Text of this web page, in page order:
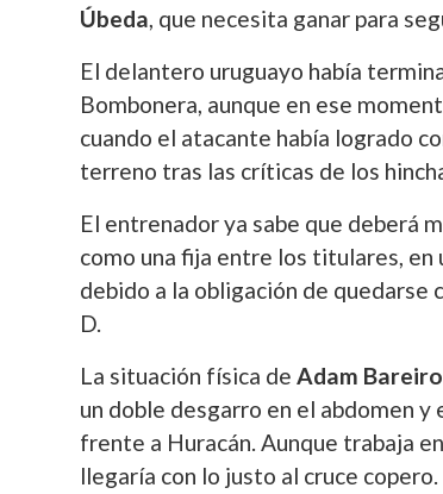
Úbeda, que necesita ganar para
El delantero uruguayo había
Bombonera, aunque en ese
cuando el atacante había logrado
terreno tras las críticas de los
El entrenador ya sabe que deberá
como una fija entre los titulares,
debido a la obligación de quedarse
D.
La situación física de Adam Bareiro
un doble desgarro en el abdomen
frente a Huracán. Aunque trabaja
llegaría con lo justo al cruce